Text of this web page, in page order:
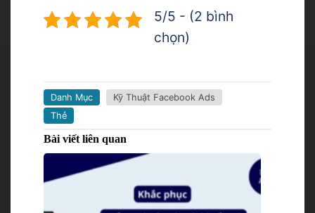
5/5 - (2 bình
chọn)
Danh Mục
Kỹ Thuật Facebook Ads
Thẻ
Bài viết liên quan